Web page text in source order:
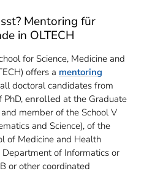
Mentoring für
in OLTECH
for Science, Medicine and
offers a mentoring
doctoral candidates from
PhD, enrolled at the Graduate
and member of the School V
and Science), of the
of Medicine and Health
Department of Informatics or
or other coordinated